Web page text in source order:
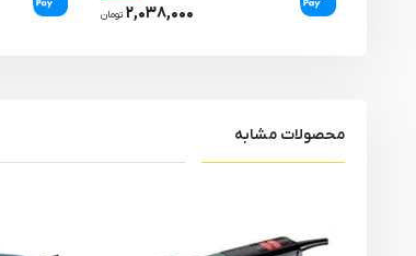
۲,۰۳۸,۰۰۰ تومان
محصولات مشابه